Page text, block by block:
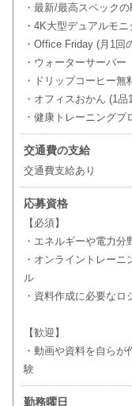
・最新/最高スペック
・4K大型デュアルモ
・Office Friday (月1回
・ウォーターサーバー
・ドリップコーヒー
・オフィスおかん (1
・健康トレーニングプ
交通費の支給
交通費支給あり
応募資格
【必須】
・エネルギーや電力
・オンライントレー
ル
・資料作成に必要な
【歓迎】
・動画や資料を自ら
験
勤務曜日